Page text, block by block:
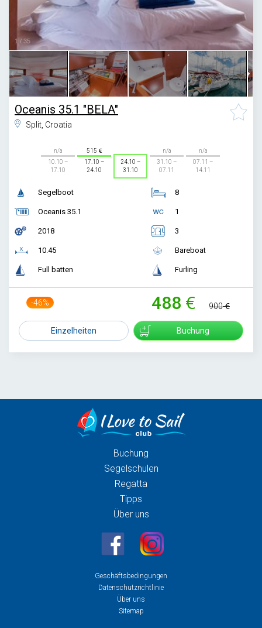
1 / 35
Oceanis 35.1 "BELA"
Split, Croatia
n/a
10.10 –
17.10
515
17.10 –
24.10
24.10 –
31.10
n/a
31.10 –
07.11
n/a
07.11 –
14.11
Segelboot
Oceanis 35.1
2018
10.45
Full batten
8
1
3
Bareboat
Furling
-46% 488 900
Einzelheiten Buchung
Buchung
Segelschulen
Regatta
Tipps
Über uns
Geschäftsbedingungen
Datenschutzrichtlinie
Über uns
Sitemap